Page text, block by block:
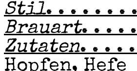
Stil. . . . . . .
Brauart. . . .
Zutaten. . . .
Hopfen, Hefe